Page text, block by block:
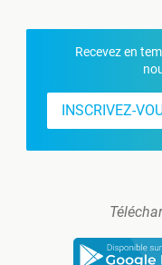
Recevez en
INSCRIVEZ-